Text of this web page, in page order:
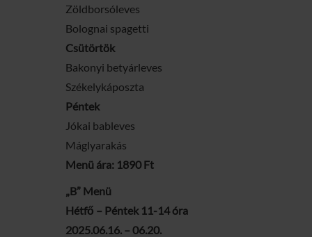
Zöldborsóleves
Bolognai spagetti
Csütörtök
Bakonyi betyárleves
Székelykáposzta
Péntek
Jókai bableves
Máglyarakás
Menü ára: 1890 Ft
„B” Menü
Hétfő – Péntek 11-14 óra
2025.06.16. – 06.20.